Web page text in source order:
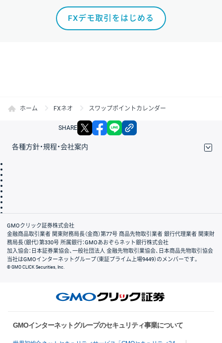
FXデモ取引をはじめる
ホーム FXネオ スワップポイントカレンダー
SHARE X facebook
各種方針・規程・会社案内
会社案内
GMOクリック証券株式会社
金融商品取引業者 関東財務局長（金商）第77号 商品先物取引業者 銀行代理業者 関東財
務局長（銀代）第330号 所属銀行：GMOあおぞらネット銀行株式会社
加入協会：日本証券業協会、一般社団法人 金融先物取引業協会、日本商品先物取引協会
当社はGMOインターネットグループ（東証プライム上場9449）のメンバーです。
© GMO CLICK Securities, Inc.
GMOインターネットグループのセキュリティ事業について